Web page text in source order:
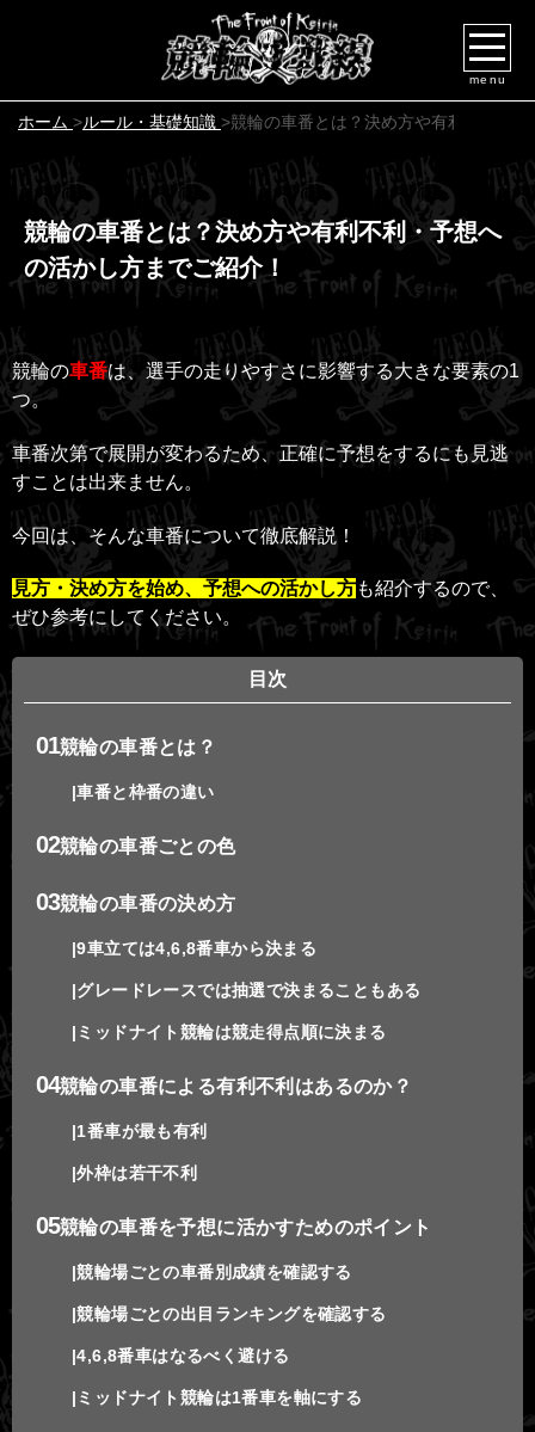
menu
ホーム >ルール・基礎知識 >競輪の車番とは？決め方や有利不利・
競輪の車番とは？決め方や有利不利・予想へ
の活かし方までご紹介！
競輪の車番は、選手の走りやすさに影響する大きな要素の1
つ。
車番次第で展開が変わるため、正確に予想をするにも見逃
すことは出来ません。
今回は、そんな車番について徹底解説！
見方・決め方を始め、予想への活かし方も紹介するので、
ぜひ参考にしてください。
目次
競輪の車番とは？
車番と枠番の違い
競輪の車番ごとの色
競輪の車番の決め方
9車立ては4,6,8番車から決まる
グレードレースでは抽選で決まることもある
ミッドナイト競輪は競走得点順に決まる
競輪の車番による有利不利はあるのか？
1番車が最も有利
外枠は若干不利
競輪の車番を予想に活かすためのポイント
競輪場ごとの車番別成績を確認する
競輪場ごとの出目ランキングを確認する
4,6,8番車はなるべく避ける
ミッドナイト競輪は1番車を軸にする